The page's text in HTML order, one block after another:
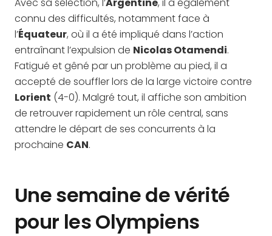
connu des difficultés, notamment face à
l’Équateur, où il a été impliqué dans l’action
entraînant l’expulsion de Nicolas Otamendi.
Fatigué et gêné par un problème au pied, il a
accepté de souffler lors de la large victoire contre
Lorient (4-0). Malgré tout, il affiche son ambition
de retrouver rapidement un rôle central, sans
attendre le départ de ses concurrents à la
prochaine CAN.
Une semaine de vérité
pour les Olympiens